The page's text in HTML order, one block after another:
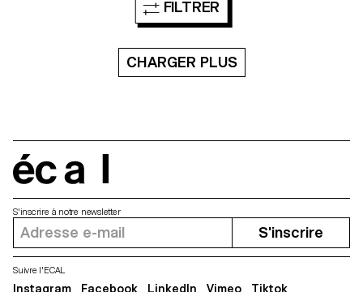
Charles Dickens. Une édition
finale regroupant tous les
caractéristiques de chaque
lettre, tout en portant une
cohérence visuelle et à la
régularité du tracé.
FILTRER
CHARGER PLUS
S'inscrire à notre newsletter
S'inscrire
Suivre l'ECAL
Instagram Facebook LinkedIn Vimeo Tiktok